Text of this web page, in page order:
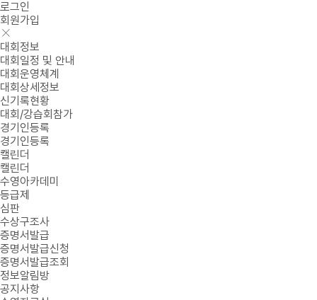
로그인
회원가입
대회정보
대회일정 및 안내
대회운영체계
대회상세정보
신기록현황
대회/강습회참가
경기인등록
경기인등록
캘린더
캘린더
수영아카데미
등급제
심판
수상구조사
증명서발급
증명서발급신청
증명서발급조회
정보알림방
공지사항